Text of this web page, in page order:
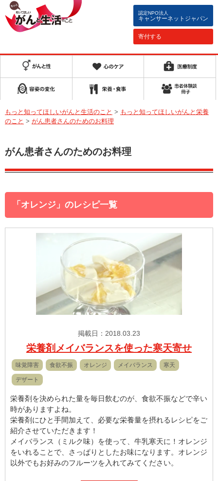
認定NPO法人
キャンサーネットジャパン
寄付する
もっと知ってほしいがんと生活のこと > もっと知ってほしいがんと栄養
のこと > がん患者さんのためのお料理
がん患者さんのためのお料理
「オレンジ」のレシピ一覧
掲載日：2018.03.23
栄養剤メイバランスを使った寒天寄せ
味覚障害 食欲不振 オレンジ メイバランス 寒天
デザート
栄養剤を決められた量を毎日飲むのが、食欲不振などで辛い
時がありますよね。
栄養剤にひと手間加えて、必要な栄養量を摂れるレシピをご
紹介させていただきます！
メイバランス（ミルク味）を使って、牛乳寒天に！オレンジ
をいれることで、さっぱりとしたお味になります。オレンジ
以外でもお好みのフルーツを入れてみてください。